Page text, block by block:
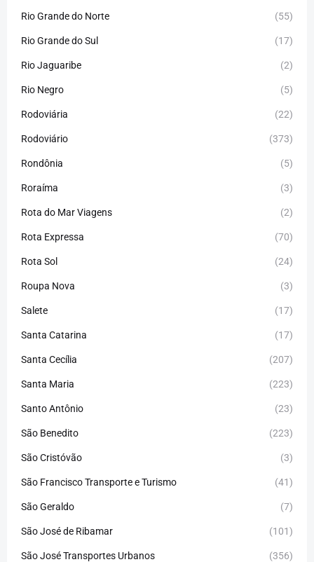
Rio Grande do Norte (55)
Rio Grande do Sul (17)
Rio Jaguaribe (2)
Rio Negro (5)
Rodoviária (22)
Rodoviário (373)
Rondônia (5)
Roraíma (3)
Rota do Mar Viagens (2)
Rota Expressa (70)
Rota Sol (24)
Roupa Nova (3)
Salete (17)
Santa Catarina (17)
Santa Cecília (207)
Santa Maria (223)
Santo Antônio (23)
São Benedito (223)
São Cristóvão (3)
São Francisco Transporte e Turismo (41)
São Geraldo (7)
São José de Ribamar (101)
São José Transportes Urbanos (356)